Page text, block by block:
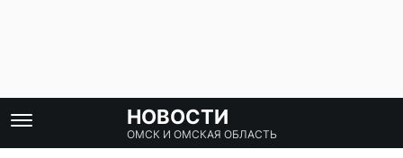
НОВОСТИ
ОМСК И ОМСКАЯ ОБЛАСТЬ